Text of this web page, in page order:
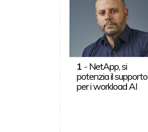
1- NetApp, si
potenzia il supporto
per i workload AI